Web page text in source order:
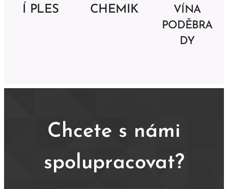
Í PLES
CHEMIK
VÍNA
PODĚBRA
DY
Chcete s námi
spolupracovat?